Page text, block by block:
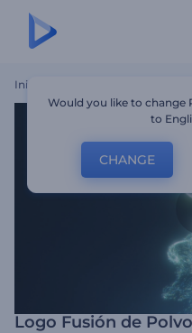
Inicio
Logo Fusión de
Would you like to change
to
CHANGE